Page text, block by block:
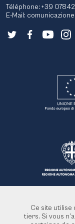
Téléphone: +39
E-Mail:
Ce site utilise
tiers. Si vous